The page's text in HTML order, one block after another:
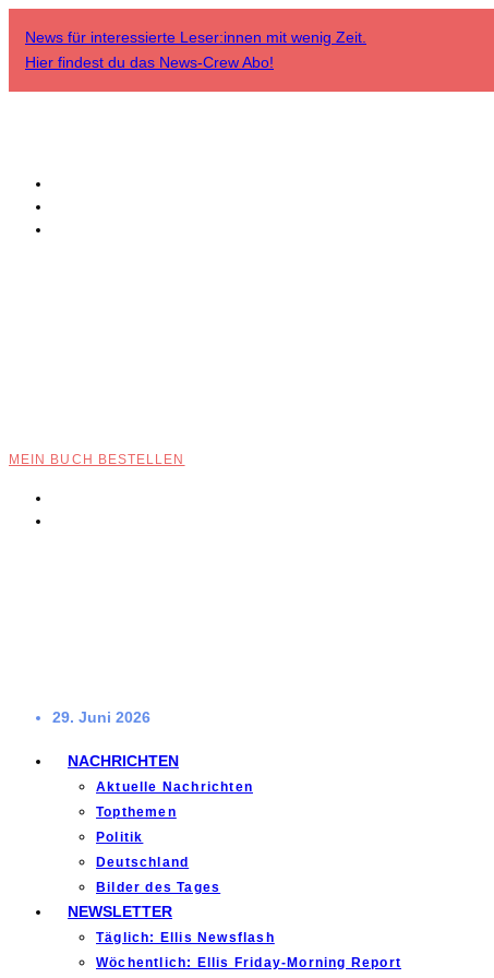
News für interessierte Leser:innen mit wenig Zeit.
Hier findest du das News-Crew Abo!
MEIN BUCH BESTELLEN
29. Juni 2026
NACHRICHTEN
Aktuelle Nachrichten
Topthemen
Politik
Deutschland
Bilder des Tages
NEWSLETTER
Täglich: Ellis Newsflash
Wöchentlich: Ellis Friday-Morning Report